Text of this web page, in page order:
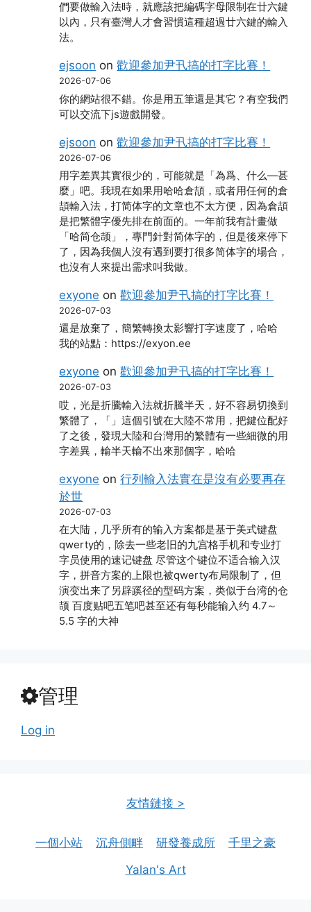
們要做輸入法時，就應該把編碼字母限制在廿六鍵
以內，只有臺灣人才會習慣這種超過廿六鍵的輸入
法。
ejsoon on歡迎參加尹卂搞的打字比賽！
2026-07-06
你的網站很不錯。你是用五筆還是其它？有空我們
可以交流下js遊戲開發。
ejsoon on歡迎參加尹卂搞的打字比賽！
2026-07-06
用字差異其實很少的，可能就是「為爲、什么―甚
麼」吧。我現在如果用哈哈倉頡，或者用任何的倉
頡輸入法，打简体字的文章也不太方便，因為倉頡
是把繁體字優先排在前面的。一年前我有計畫做
「哈简仓颉」，專門針對简体字的，但是後來停下
了，因為我個人沒有遇到要打很多简体字的場合，
也沒有人來提出需求叫我做。
exyone on歡迎參加尹卂搞的打字比賽！
2026-07-03
還是放棄了，簡繁轉換太影響打字速度了，哈哈
我的站點：https://exyon.ee
exyone on歡迎參加尹卂搞的打字比賽！
2026-07-03
哎，光是折騰輸入法就折騰半天，好不容易切換到
繁體了，「」這個引號在大陸不常用，把鍵位配好
了之後，發現大陸和台灣用的繁體有一些細微的用
字差異，輸半天輸不出來那個字，哈哈
exyone on行列輸入法實在是沒有必要再存
於世
2026-07-03
在大陆，几乎所有的输入方案都是基于美式键盘
qwerty的，除去一些老旧的九宫格手机和专业打
字员使用的速记键盘 尽管这个键位不适合输入汉
字，拼音方案的上限也被qwerty布局限制了，但
演变出来了另辟蹊径的型码方案，类似于台湾的仓
颉 百度贴吧五笔吧甚至还有每秒能输入约 4.7～
5.5 字的大神
管理
Log in
友情鏈接 >
一個小站 沉舟側畔 研發養成所
千里之豪
Yalan's Art